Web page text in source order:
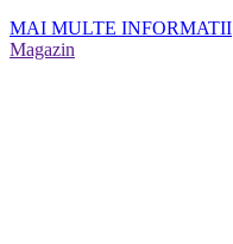
MAI MULTE INFORMATII
Magazin